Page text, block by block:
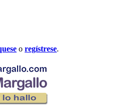
o regístrese.